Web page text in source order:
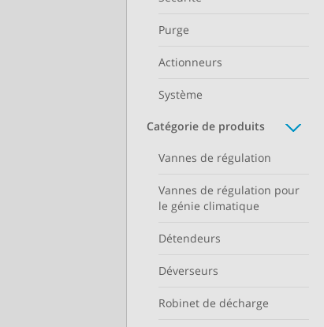
Purge
Actionneurs
Système
Catégorie de produits
Vannes de régulation
Vannes de régulation pour
le génie climatique
Détendeurs
Déverseurs
Robinet de décharge